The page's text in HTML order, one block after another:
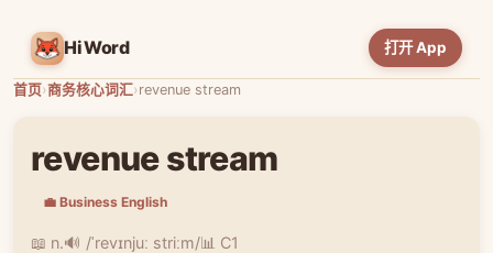
HiWord 打开 App
首页›商务核心词汇›revenue stream
revenue stream
💼 Business English
📖 n.🔊 /ˈrevɪnjuː striːm/📊 C1